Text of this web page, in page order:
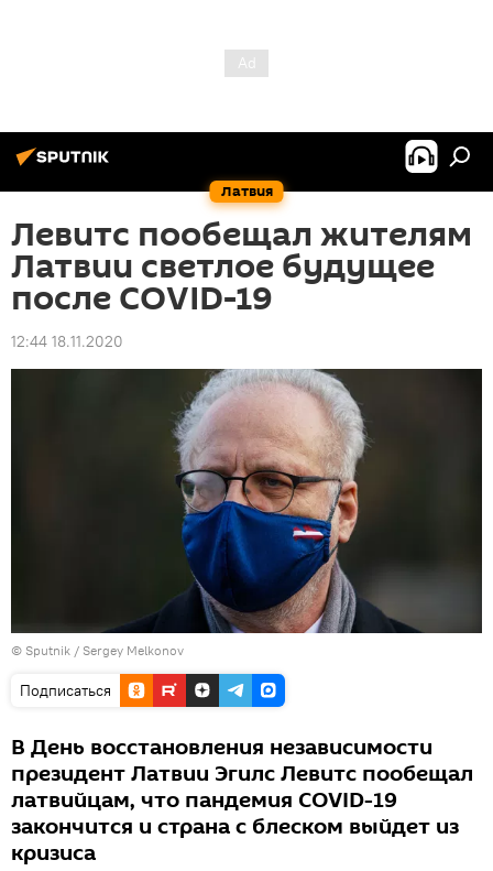
Латвия
Левитс пообещал жителям
Латвии светлое будущее
после COVID-19
12:44 18.11.2020
© Sputnik / Sergey Melkonov
Подписаться
В День восстановления независимости
президент Латвии Эгилс Левитс пообещал
латвийцам, что пандемия COVID-19
закончится и страна с блеском выйдет из
кризиса